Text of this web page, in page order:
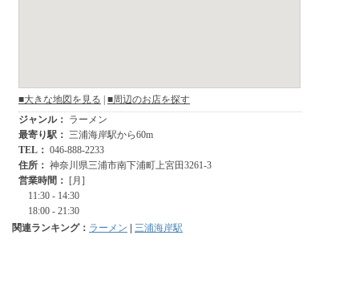
関連ランキング： ラーメン | 三浦海岸駅